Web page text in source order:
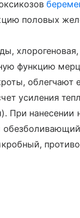
половых
функцию
облегчают
усиления
При нанесении